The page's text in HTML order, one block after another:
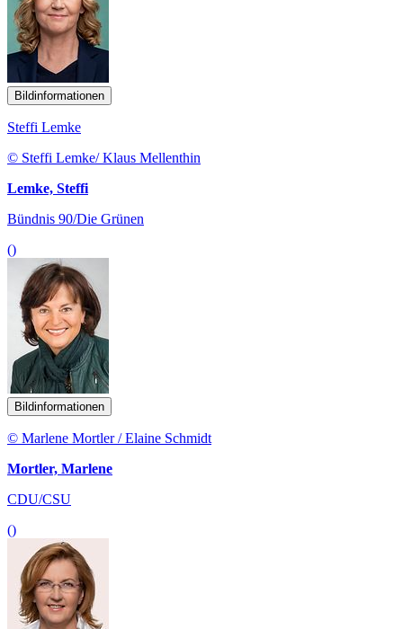
Bildinformationen
Steffi Lemke
© Steffi Lemke/ Klaus Mellenthin
Lemke, Steffi
Bündnis 90/Die Grünen
()
Bildinformationen
© Marlene Mortler / Elaine Schmidt
Mortler, Marlene
CDU/CSU
()